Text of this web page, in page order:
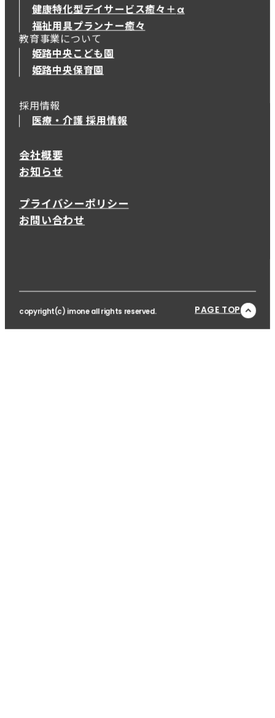
健康特化型デイサービス癒々＋ α
健康特化型デイサービス癒々＋
福祉用具プランナー癒々
教育事業について
姫路中央こども園
姫路中央保育園
採用情報
医療・介護 採用情報
会社概要
お知らせ
プライバシーポリシー
お問い合わせ
copyright(c) imone all rights reserved. PAGE TOP